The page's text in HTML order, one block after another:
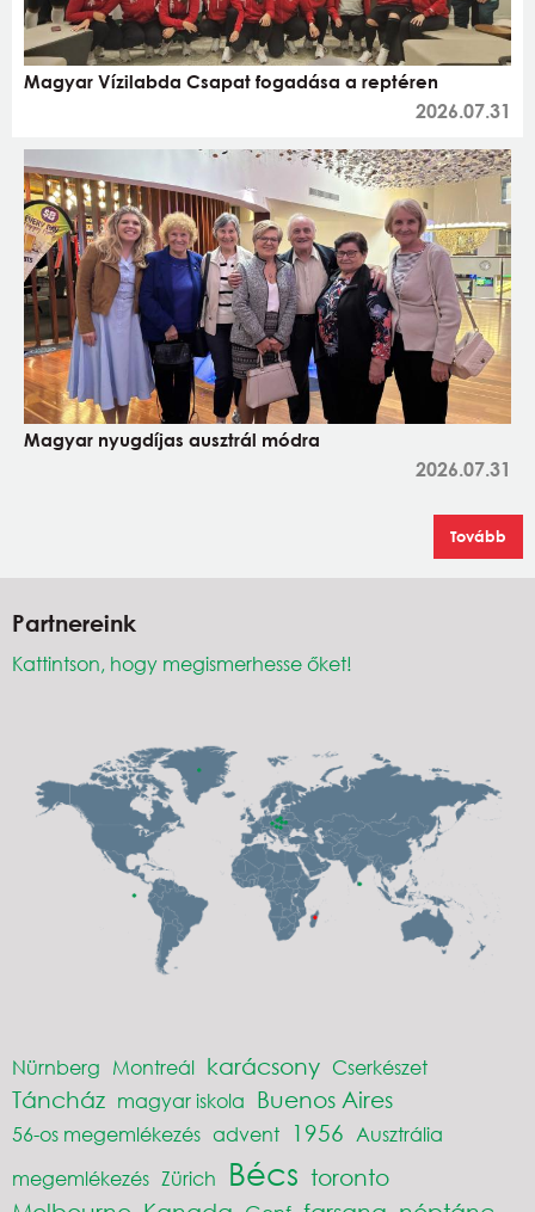
Magyar Vízilabda Csapat fogadása a reptéren
2026.07.31
Magyar nyugdíjas ausztrál módra
2026.07.31
Tovább
Partnereink
Kattintson, hogy megismerhesse őket!
Nürnberg Montreál karácsony Cserkészet
Táncház magyar iskola Buenos Aires
56-os megemlékezés advent 1956 Ausztrália
megemlékezés Zürich Bécs toronto